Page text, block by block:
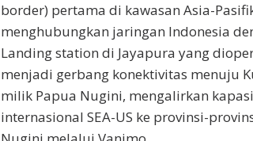
border) pertama di kawasan Asia-
menghubungkan jaringan Indonesia
Landing station di Jayapura yang
menjadi gerbang konektivitas menuju
milik Papua Nugini, mengalirkan
internasional SEA-US ke provinsi-